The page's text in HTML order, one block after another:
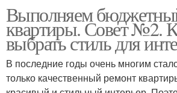
Выполняем
квартиры. Совет №2.
выбрать стиль для
В последние годы очень многим
только качественный ремонт